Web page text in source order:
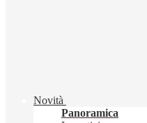
Novità
Panoramica